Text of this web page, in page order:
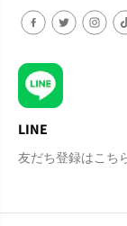
LINE
友だち登録はこち